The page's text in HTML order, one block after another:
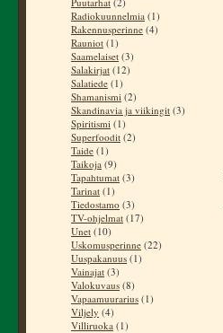
Radiokuunnelmia (1)
Rakennusperinne (4)
Rauniot (1)
Saamelaiset (3)
Salakirjat (12)
Salatiede (1)
Shamanismi (2)
Skandinavia ja viikingit (3)
Spiritismi (1)
Superfoodit (2)
Taide (1)
Taikoja (9)
Tapahtumat (3)
Tarinat (1)
Tiedostamo (3)
TV-ohjelmat (17)
Unet (10)
Uskomusperinne (22)
Uuspakanuus (1)
Vainajat (3)
Valokuvaus (8)
Vapaamuurarius (1)
Viljely (4)
Villiruoka (1)